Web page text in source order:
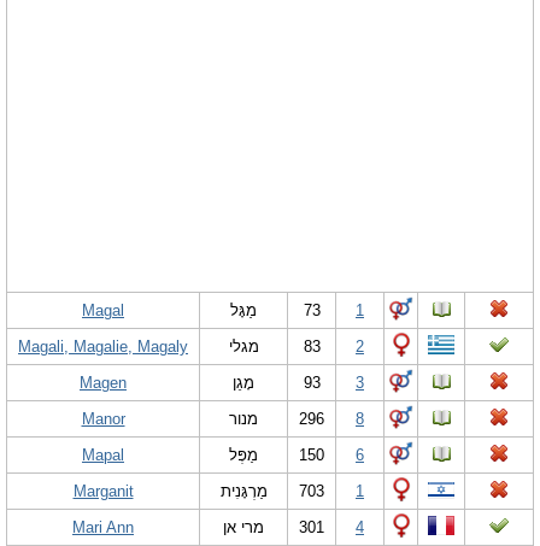
Magal מַגָּל 73
1
Magali, Magalie, Magaly
מגלי 83
2
Magen
מָגֵן 93
3
Manor
מנור 296
8
Mapal
מַפְּל 150
6
Marganit
מַרְגָּנִית 703
1
Mari Ann
מרי אן 301
4